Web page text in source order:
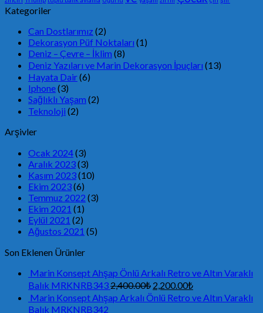
Kategoriler
Can Dostlarımız (2)
Dekorasyon Püf Noktaları (1)
Deniz – Çevre – İklim (8)
Deniz Yazıları ve Marin Dekorasyon İpuçları (13)
Hayata Dair(6)
Iphone(3)
Sağlıklı Yaşam (2)
Teknoloji (2)
Arşivler
Ocak 2024(3)
Aralık 2023(3)
Kasım 2023(10)
Ekim 2023(6)
Temmuz 2022 (3)
Ekim 2021 (1)
Eylül 2021 (2)
Ağustos 2021 (5)
Son Eklenen Ürünler
Marin Konsept Ahşap Önlü Arkalı Retro ve Altın Varaklı
Balık MRKNRB3432,400.00₺ 2,200.00₺
Marin Konsept Ahşap Arkalı Önlü Retro ve Altın Varaklı
Balık MRKNRB342